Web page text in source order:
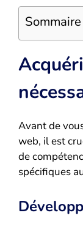
Sommaire
Avant de
web, il est
de
spécifiques